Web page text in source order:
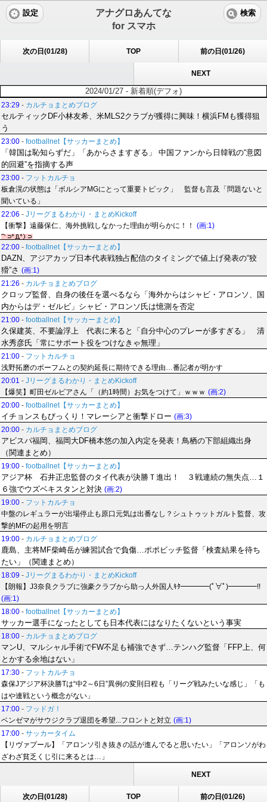
アナグロあんてな
for スマホ
設定 検索
次の日(01/28) TOP 前の日(01/26)
NEXT
2024/01/27 - 新着順(デフォ)
23:29 - カルチョまとめブログ
セルティックDF小林友希、米MLS2クラブが獲得に興味！横浜FMも獲得狙
う
23:00 - footballnet【サッカーまとめ】
「韓国は恥知らずだ」「あからさますぎる」 中国ファンから日韓戦の“意図
的回避”を指摘する声
23:00 - フットカルチョ
板倉滉の状態は「ボルシアMGにとって重要トピック」 監督も言及「問題ないと
聞いている」
22:06 - Jリーグまるわかり・まとめKickoff
【衝撃】遠藤保仁、海外挑戦しなかった理由が明らかに！！
(画:1)
22:00 - footballnet【サッカーまとめ】
DAZN、アジアカップ日本代表戦独占配信のタイミングで値上げ発表の“狡
猾”さ (画:1)
21:26 - カルチョまとめブログ
クロップ監督、自身の後任を選べるなら「海外からはシャビ・アロンソ、国
内からはデ・ゼルビ」シャビ・アロンソ氏は憶測を否定
21:00 - footballnet【サッカーまとめ】
久保建英、不要論浮上 代表に来ると「自分中心のプレーが多すぎる」 清
水秀彦氏「常にサポート役をつけなきゃ無理」
21:00 - フットカルチョ
浅野拓磨のボーフムとの契約延長に期待できる理由…番記者が明かす
20:01 - Jリーグまるわかり・まとめKickoff
【爆笑】町田ゼルビアさん「（約1時間）お気をつけて」ｗｗｗ (画:2)
20:00 - footballnet【サッカーまとめ】
イチョンスもびっくり！マレーシアと衝撃ドロー (画:3)
20:00 - カルチョまとめブログ
アビスパ福岡、福岡大DF橋本悠の加入内定を発表！鳥栖の下部組織出身
（関連まとめ）
19:00 - footballnet【サッカーまとめ】
アジア杯 石井正忠監督のタイ代表が決勝Ｔ進出！ ３戦連続の無失点…１
６強でウズベキスタンと対決 (画:2)
19:00 - フットカルチョ
中盤のレギュラーが出場停止も原口元気は出番なし？シュトゥットガルト監督、攻
撃的MFの起用を明言
19:00 - カルチョまとめブログ
鹿島、主将MF柴崎岳が練習試合で負傷…ポポビッチ監督「検査結果を待ち
たい」（関連まとめ）
18:09 - Jリーグまるわかり・まとめKickoff
【朗報】J3奈良クラブに強豪クラブから助っ人外国人ｷﾀ━━━━(ﾟ∀ﾟ)━━━━!!
(画:1)
18:00 - footballnet【サッカーまとめ】
サッカー選手になったとしても日本代表にはなりたくないという事実
18:00 - カルチョまとめブログ
マンU、マルシャル手術でFW不足も補強できず…テンハグ監督「FFP上、何
とかする余地はない」
17:30 - フットカルチョ
森保Jアジア杯決勝Tは“中2～6日”異例の変則日程も「リーグ戦みたいな感じ」「も
はや連戦という概念がない」
17:00 - フッドガ！
ベンゼマがサウジクラブ退団を希望...フロントと対立 (画:1)
17:00 - サッカータイム
【リヴァプール】「アロンソ引き抜きの話が進んでると思いたい」「アロンソがわ
ざわざ貧乏くじ引に来るとは…」
NEXT
次の日(01/28) TOP 前の日(01/26)